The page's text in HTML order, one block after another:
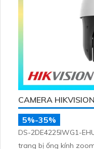
CAMERA
5%-35%
DS-2DE4225IWG1-
trang bị ống kính